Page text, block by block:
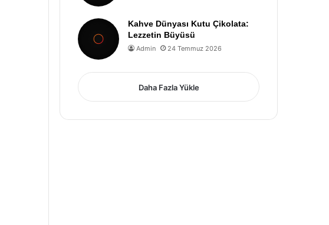
Kahve Dünyası Kutu Çikolata:
Lezzetin Büyüsü
Admin 24 Temmuz 2026
Daha Fazla Yükle